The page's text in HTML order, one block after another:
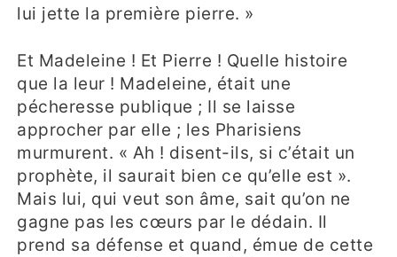
lui jette la première pierre. »
Et Madeleine ! Et Pierre ! Quelle histoire
que la leur ! Madeleine, était une
pécheresse publique ; Il se laisse
approcher par elle ; les Pharisiens
murmurent. « Ah ! disent-ils, si c’était un
prophète, il saurait bien ce qu’elle est ».
Mais lui, qui veut son âme, sait qu’on ne
gagne pas les cœurs par le dédain. Il
prend sa défense et quand, émue de cette